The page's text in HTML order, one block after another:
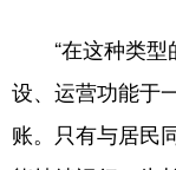
“在这种类型
设、运营功能于
账。只有与居民